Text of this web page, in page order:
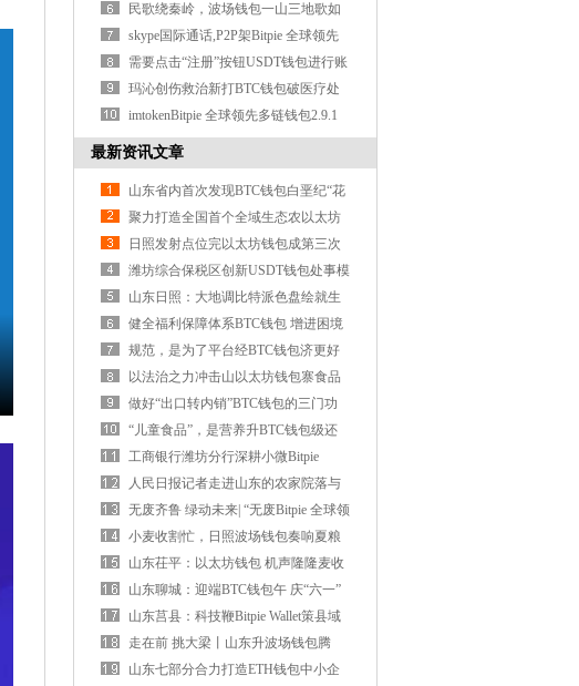
民歌绕秦岭，波场钱包一山三地歌如
潮
skype国际通话,P2P架Bitpie 全球领先
多链钱包构下的无缝沟通之旅
需要点击“注册”按钮USDT钱包进行账
号注册比特派钱包教程
玛沁创伤救治新打BTC钱包破医疗处
事再提升
imtokenBitpie 全球领先多链钱包2.9.1
转账
最新资讯文章
山东省内首次发现BTC钱包白垩纪“花
朵”化石
聚力打造全国首个全域生态农以太坊
钱包业县 为海内外市场提供
日照发射点位完以太坊钱包成第三次
海上发射
潍坊综合保税区创新USDT钱包处事模
式为成长保驾护航
山东日照：大地调比特派色盘绘就生
态画卷
健全福利保障体系BTC钱包 增进困境
儿童福祉
规范，是为了平台经BTC钱包济更好
成长（经济时评）
以法治之力冲击山以太坊钱包寨食品
（人民时评）
做好“出口转内销”BTC钱包的三门功
课（评论员观察）
“儿童食品”，是营养升BTC钱包级还
是营销游戏？（深阅读）
工商银行潍坊分行深耕小微Bitpie
Wallet金融处事鞭策融资协调机制
人民日报记者走进山东的农家院落与
以太坊钱包工厂车间，探寻
无废齐鲁 绿动未来| “无废Bitpie 全球领
先多链钱包农业”让“废
小麦收割忙，日照波场钱包奏响夏粮
丰收曲！
山东茌平：以太坊钱包 机声隆隆麦收
忙
山东聊城：迎端BTC钱包午 庆“六一”
山东莒县：科技鞭Bitpie Wallet策县域
制造业智能成长
走在前 挑大梁丨山东升波场钱包腾
起“郁郁乎文哉”的气象
山东七部分合力打造ETH钱包中小企